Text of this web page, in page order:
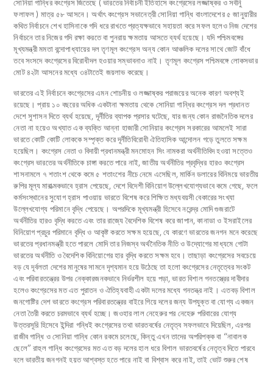
সোনিয়া গান্ধির কংগ্রেস জিতেছে ( ভারতের নির্বাচনী ইতিহাসে কংগ্রেসের লজ্জাষ্কর ও সর্বনিু
ফলাফল ) মাত্র ৫৮ আসনে। অর্থাৎ কংগ্রেস সভানেত্রী সোনিয়া গান্ধি বাংলাদেশের ৫ জানুয়ারীর
কথিত নির্বাচনে শেখ হাসিনাকে গদি ধরে রাখতে প্রত্যক্ষভাবে সহায়তা করে সফল হলেও নিজ দেশের
নির্বাচনে তার নিজের গদি রক্ষা করতে বা পুনরায় ক্ষমতায় আসতে ব্যর্থ হয়েছে। যদি পশ্চিমবঙ্গের
মূখ্যমন্ত্রী মমতা বন্দোপাধ্যায়ের দল তৃণমূল কংগ্রেস অন্য কোন আঞ্চলিক দলের সাথে জোট বাঁধে
তবে সংসদে কংগ্রেসের বিরোধীদল হওয়ার সম্ভাবনাও নাই। তৃণমূল কংগ্রেস পশ্চিমবঙ্গে লোকসভার
মোট ৪২টা আসনের মধ্যে ৩৪টাতেই জয়লাভ করেছে।
ভারতের এই নির্বাচনে কংগ্রেসের এমন শোচনীয় ও লজ্জাষ্কর পরাজয়ের অনেক কারণ অবশ্যই
রয়েছে। প্রায় ১০ বছরের অধিক একটানা ক্ষমতায় থেকে সোনিয়া গান্ধির কংগ্রেস দল প্রধানত
দেশে সুশাসন দিতে ব্যর্থ হয়েছে, দূর্নীতির ব্যাপক প্রসার ঘটেছে, যার জন্য কোন রাজনৈতিক দলের
নেতা না হয়েও অখ্যাত এক ব্যক্তি আন্না হাজারী সোনিয়ার কংগ্রেস সরকারের আমলেই সারা
ভারতে কোটি কোটি লোককে সম্পৃক্ত করে দূর্নীতিবিরোধী ঐতিহাসিক আন্দোলন গড়ে তুলতে সক্ষম
হয়েছিল। কংগ্রেস নেতা ও বিদায়ী প্রধানমন্ত্রী মনমোহন সিং নামকরা অর্থনীতিবিদ হওয়া সত্তেও
কংগ্রেস ভারতের অর্থনীতিকে চাঙ্গা করতে পারে নাই, জাতীয় অর্থনীতির প্রবৃদ্ধির হারও কংগ্রেস
শাসনামলে ৭ শতাংশ থেকে কমে ৫ শতাংশের নীচে নেমে এসেছিল, মার্কিন ডলারের বিনিময়ে ভারতীয়
রুপির মূল্য মারাত্মকভাবে হ্রাস পেয়েছে, দেশে বিদেশী বিনিয়োগ উল্লেখযোগ্যভাবে কমে গেছে, ফলে
কর্মসংস্থানের সুযোগ হ্রাস পাওয়ায় ভারতে বিশেষ করে শিক্ষিত মধ্যবয়সী বেকারের সংখ্যা
উল্লেখযোগ্য পরিমানে বৃদ্ধি পেয়েছে। অপরদিকে মূখ্যমন্ত্রী হিসেবে নরেন্দ্র মোদি গুজরাটে
অর্থনীতির হারও বৃদ্ধি করতে এবং তার রাজ্যে বৈদেশিক বিশেষ করে জাপান, কানাডা ও ইসরাইলের
বিনিয়োগ প্রচুর পরিমানে বৃদ্ধি ও আকৃষ্ট করতে সক্ষম হয়েছে, যে কারণে ভারতের জনগন মনে করেছে
ভারতের প্রধানমন্ত্রী হতে পারলে মোদি তার নিজস্ব অর্থনৈতিক নীতি ও উদ্যোগের মাধ্যমে গোটা
ভারতের অর্থনীতি ও বৈদেশিক বিনিয়োগের হার বৃদ্ধি করতে সক্ষম হবে। তাছাড়া কংগ্রেসের সবচেয়ে
বড় যে দূর্বলতা দেশের মানুষের সামনে দৃশ্যমান হয়ে উঠেছে তা হলো কংগ্রেসের নেতৃত্বের সংকট
এবং পরিবারতন্ত্রের উপর নেক্কারজনকভাবে নির্ভরশীল হয়ে পড়া, ভারত বিশাল গনতস্ত্রের দাবীদার
হলেও কংগ্রেসের মত এত পুরাতন ও ঐতিহ্যবাহী একটা দলের মধ্যে গনতন্ত্র নাই। এতবড় বিশাল
জনগোষ্টির দেশ ভারতে কংগ্রেস পরিবারতন্ত্রের বাইরে গিয়ে দলের জন্য উপযুক্ত বা যোগ্য একজন
নেতা তৈরী করতে চরমভাবে ব্যর্থ হচ্ছে। জওহার লাল নেহেরুর পর নেহেরু পরিবারের যোগ্য
উত্তরসূরি হিসেবে ইন্দিরা গন্ধিই কংগ্রেসের তথা ভারতবর্ষের নেতৃত্ব সফলভাবে দিয়েছিল, এরপর
রাজীব গান্ধি ও সোনিয়া গান্ধি কোন রকমে চলেছে, কিন্তু এখন তাদের অপরিপক্ক বা “নাবালক
ছেলে” রাহুল গান্ধি কংগ্রেসের মত এত বড় দলের হাল ধরে বিশাল ভারতবর্ষের নেতৃত্ব দিতে পারবে
বলে ভারতীয় জনগনই হয়ত আশ্বস্ত হতে পারে নাই বা বিশ্বাস করে নাই, তাই ভোট শুরুর শেষ